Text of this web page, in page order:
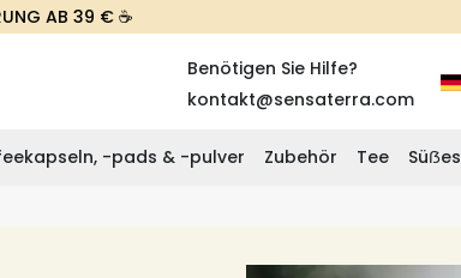
AB 39 € ☕
Benötigen Sie Hilfe?
kontakt@sensaterra.com
-pads & -pulver Zubehör Tee Süẞes